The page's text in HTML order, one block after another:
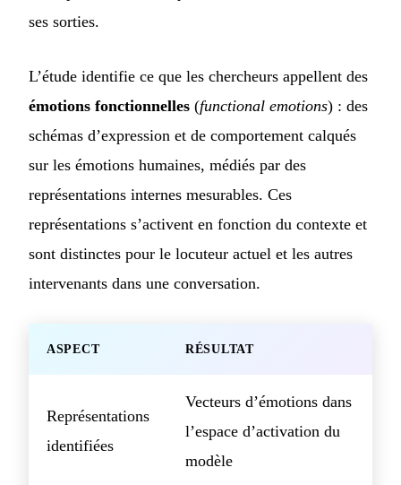
ses sorties.
L’étude identifie ce que les chercheurs appellent des
émotions fonctionnelles (functional emotions) : des
schémas d’expression et de comportement calqués
sur les émotions humaines, médiés par des
représentations internes mesurables. Ces
représentations s’activent en fonction du contexte et
sont distinctes pour le locuteur actuel et les autres
intervenants dans une conversation.
ASPECT RÉSULTAT
Représentations
identifiées
Vecteurs d’émotions dans
l’espace d’activation du
modèle